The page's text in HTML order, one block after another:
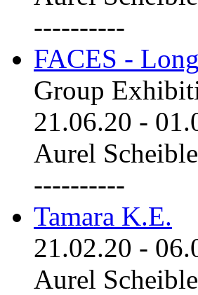
----------
FACES -
Group
21.06.20 -
Aurel
----------
Tamara K.E.
21.02.20 -
Aurel